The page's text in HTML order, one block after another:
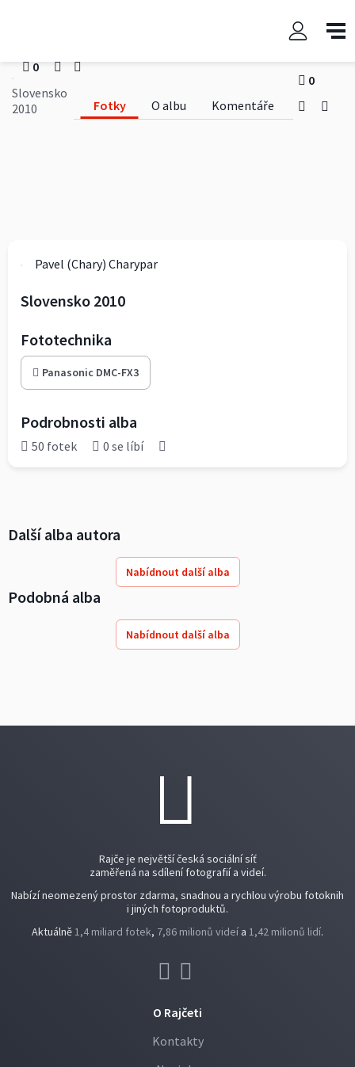
0
Slovensko
2010
Fotky O albu Komentáře
0
Pavel (Chary) Charypar
Slovensko 2010
Fototechnika
Panasonic DMC-FX3
Podrobnosti alba
50 fotek 0 se líbí
Další alba autora
Nabídnout další alba
Podobná alba
Nabídnout další alba
Rajče je největší česká sociální síť
zaměřená na sdílení fotografií a videí.
Nabízí neomezený prostor zdarma, snadnou a rychlou výrobu fotoknih
i jiných fotoproduktů.
Aktuálně1,4 miliard fotek, 7,86 milionů videí a 1,42 milionů lidí.
O Rajčeti
Kontakty